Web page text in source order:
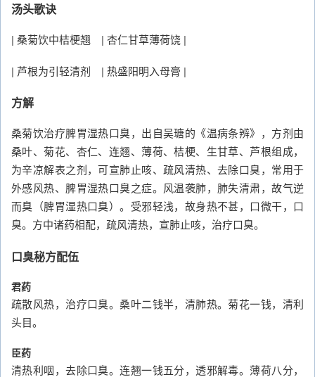
汤头歌诀
| 桑菊饮中桔梗翘 | 杏仁甘草薄荷饶 |
| 芦根为引轻清剂 | 热盛阳明入母膏 |
方解
桑菊饮治疗脾胃湿热口臭，出自吴瑭的《温病条辨》，方剂由
桑叶、菊花、杏仁、连翘、薄荷、桔梗、生甘草、芦根组成，
为辛凉解表之剂，可宣肺止咳、疏风清热、去除口臭，常用于
外感风热、脾胃湿热口臭之症。风温袭肺，肺失清肃，故气逆
而臭（脾胃湿热口臭）。受邪轻浅，故身热不甚，口微干，口
臭。方中诸药相配，疏风清热，宣肺止咳，治疗口臭。
口臭秘方配伍
君药
疏散风热，治疗口臭。桑叶二钱半，清肺热。菊花一钱，清利
头目。
臣药
清热利咽，去除口臭。连翘一钱五分，透邪解毒。薄荷八分，